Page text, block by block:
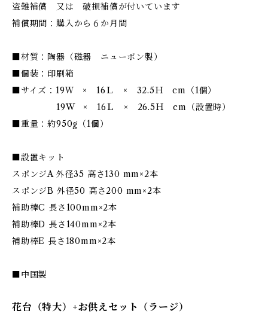
盗難補償 又は 破損補償が付いています
補償期間：購入から６か月間
■材質：陶器（磁器 ニューボン製）
■個装：印刷箱
■サイズ：19Ｗ × 16Ｌ × 32.5Ｈ cm（1個）
19W × 16Ｌ × 26.5Ｈ cm（設置時）
■重量：約950g（1個）
■設置キット
スポンジA 外径35 高さ130 mm×2本
スポンジB 外径50 高さ200 mm×2本
補助棒C 長さ100mm×2本
補助棒D 長さ140mm×2本
補助棒E 長さ180mm×2本
■中国製
花台（特大）+お供えセット（ラージ）